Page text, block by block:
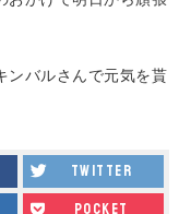
ンバルさんで元気を貰
twitter
pocket